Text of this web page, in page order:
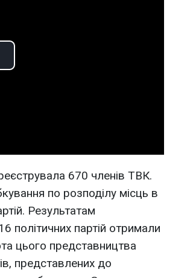
670 членів ТВК.
по розподілу місць в
Результатам
політичних партій отримали
цього представництва
представлених до